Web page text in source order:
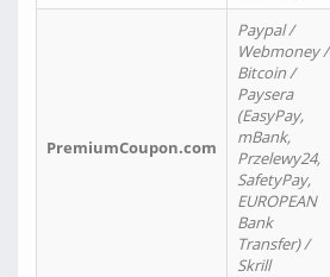
PremiumCoupon.com
Paypal /
Webmoney /
Bitcoin /
Paysera
(EasyPay,
mBank,
Przelewy24,
SafetyPay,
EUROPEAN
Bank
Transfer) /
Skrill